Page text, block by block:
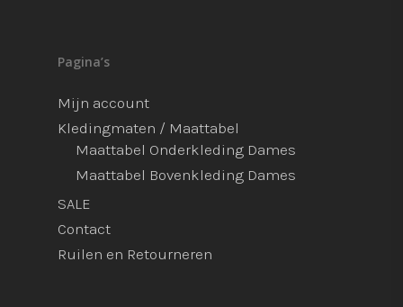
Pagina’s
Mijn account
Kledingmaten / Maattabel
Maattabel Onderkleding Dames
Maattabel Bovenkleding Dames
SALE
Contact
Ruilen en Retourneren